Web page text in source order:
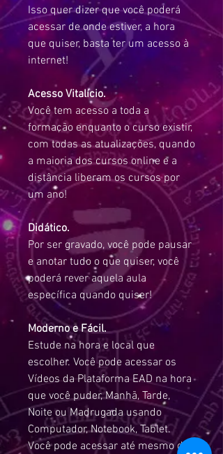
Isso quer dizer que você poderá
acessar de onde estiver, a hora
que quiser, basta ter um acesso à
internet!
Acesso Vitalício.
Você tem acesso a toda a
formação enquanto o curso existir,
com todas as atualizações, quando
a maioria dos cursos online e a
distância liberam os cursos por
um ano!
Didático.
Por ser gravado, você pode pausar
e anotar tudo o que quiser, você
poderá rever aquela aula
específica quando quiser!
Moderno e Fácil.
Estude na hora e local que
escolher. Você pode acessar os
Vídeos da Plataforma EAD na hora
que você puder, Manhã, Tarde,
Noite ou Madrugada usando
Computador, Notebook, Tablet.
Você pode acessar até mesmo do